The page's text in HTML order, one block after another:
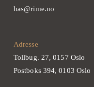
has@rime.no
Adresse
Tollbug. 27, 0157 Oslo
Postboks 394, 0103 Oslo